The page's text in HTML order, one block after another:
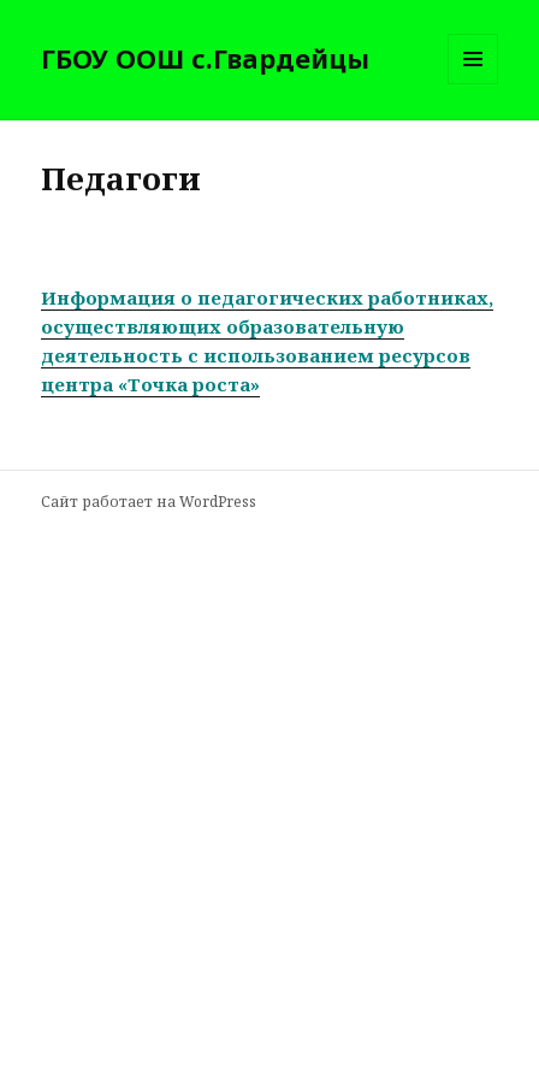
ГБОУ ООШ с.Гвардейцы
И
Педагоги
Информация о педагогических работниках,
осуществляющих образовательную
деятельность с использованием ресурсов
центра «Точка роста»
Сайт работает на WordPress